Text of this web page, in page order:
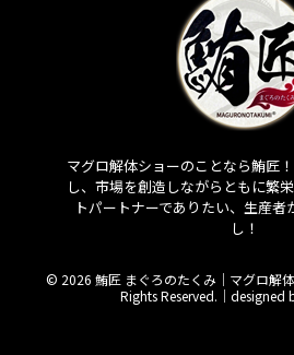
マグロ解体ショーのことなら鮪匠
し、市場を創造しながらともに繁
トパートナーでありたい、生産
し！
© 2026 鮪匠 まぐろのたくみ｜マグロ解
Rights Reserved.｜ designed